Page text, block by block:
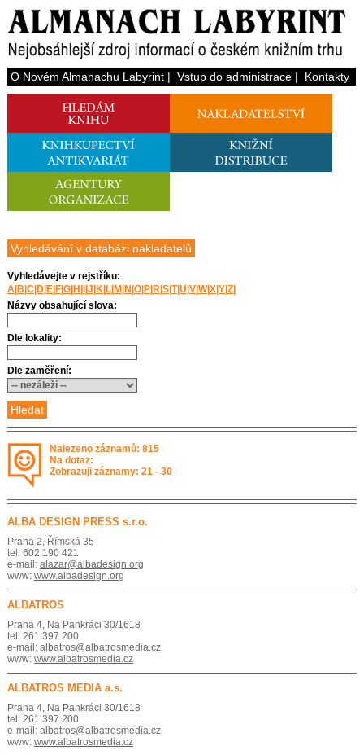
O Novém Almanachu Labyrint| Vstup do administrace| Kontakty
Vyhledávání v databázi nakladatelů
Vyhledávejte v rejstříku:
A| B C| D| E| F| G| H J K| L| M N O| P| R| S| T|U V| W|X| Y| Z|
Názvy obsahující slova:
Dle lokality:
Dle zaměření:
Nalezeno záznamů: 815
Na dotaz:
Zobrazuji záznamy: 21 - 30
ALBA DESIGN PRESS s.r.o.
Praha 2, Římská 35
tel: 602 190 421
e-mail: alazar@albadesign.org
www: www.albadesign.org
ALBATROS
Praha 4, Na Pankráci 30/1618
tel: 261 397 200
e-mail: albatros@albatrosmedia.cz
www: www.albatrosmedia.cz
ALBATROS MEDIA a.s.
Praha 4, Na Pankráci 30/1618
tel: 261 397 200
e-mail: albatros@albatrosmedia.cz
www: www.albatrosmedia.cz